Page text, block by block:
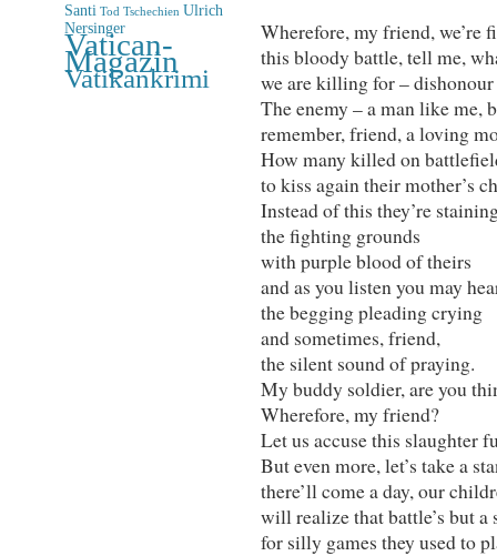
Wherefore, my friend, we’re
this bloody battle, tell me,
we are killing for –
The enemy – a man like me,
remember, friend, a loving
How many killed on
to kiss again their mother’s
Instead of this they’re
the fighting grounds
with purple blood of theirs
and as you listen you may
the begging pleading crying
and sometimes, friend,
the silent sound of praying.
My buddy soldier, are you
Wherefore, my friend?
Let us accuse this slaughter
But even more, let’s take a
there’ll come a day, our
will realize that battle’s but a
for silly games they used to
Santi Tod Tschechien Ulrich
Nersinger
Vatican-
Magazin
Vatikankrimi